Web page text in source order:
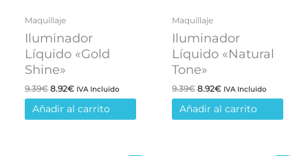
Maquillaje
Iluminador
Líquido «Gold
Shine»
9.39€El
precio
original
era:
8.92€El
precio
actual
es:
IVA Incluido
Añadir al carrito
Maquillaje
Iluminador
Líquido «Natural
Tone»
9.39€El
precio
original
era:
8.92€El
precio
actual
es:
IVA Incluido
Añadir al carrito